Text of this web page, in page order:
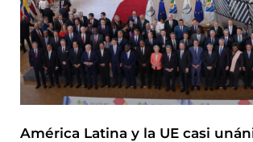
América Latina y la UE casi